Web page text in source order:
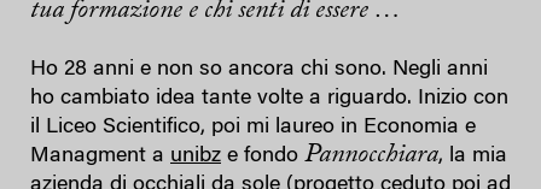
tua formazione e chi senti di essere …
Ho 28 anni e non so ancora chi sono. Negli anni
ho cambiato idea tante volte a riguardo. Inizio con
il Liceo Scientifico, poi mi laureo in Economia e
Managment a unibz e fondo Pannocchiara, la mia